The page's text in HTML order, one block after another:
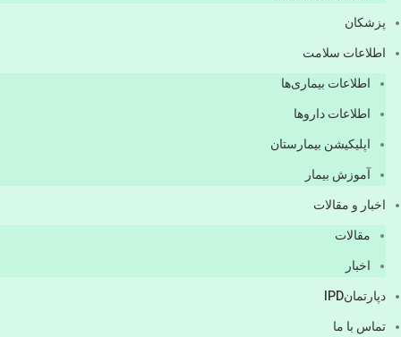
پزشكان
اطلاعات سلامت
اطلاعات بیماری‌ها
اطلاعات دارو‌ها
اپليكيشن بيمارستان
آموزش بیمار
اخبار و مقالات
مقالات
اخبار
دپارتمانIPD
تماس با ما